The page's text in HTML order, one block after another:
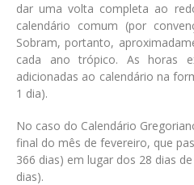
dar uma volta completa ao
calendário comum (por
Sobram, portanto,
cada ano trópico. As horas
adicionadas ao calendário na
1 dia).
No caso do Calendário
final do mês de fevereiro, que
366 dias) em lugar dos 28 dias
dias).